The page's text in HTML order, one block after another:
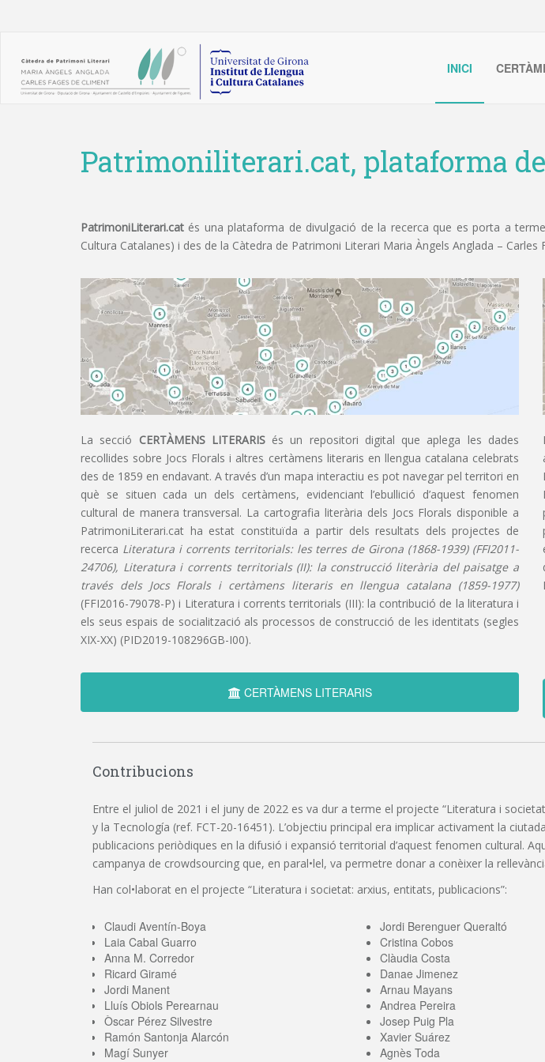
INICI
Patrimoniliterari.cat, plataforma
PatrimoniLiterari.cat és una plataforma de divulgació de la recerca que es porta a
Cultura Catalanes) i des de la Càtedra de Patrimoni Literari Maria Àngels Anglada –
La secció CERTÀMENS LITERARISés un repositori digital que aplega les dades
recollides sobre Jocs Florals i altres certàmens literaris en llengua catalana celebrats
des de 1859 en endavant. A través d’un mapa interactiu es pot navegar pel territori en
què se situen cada un dels certàmens, evidenciant l’ebullició d’aquest fenomen
cultural de manera transversal. La cartografia literària dels Jocs Florals disponible a
PatrimoniLiterari.cat ha estat constituïda a partir dels resultats dels projectes de
recerca Literatura i corrents territorials: les terres de Girona (1868-1939) (FFI2011-
24706), Literatura i corrents territorials (II): la construcció literària del paisatge a
través dels Jocs Florals i certàmens literaris en llengua catalana (1859-1977)
(FFI2016-79078-P) i Literatura i corrents territorials (III): la contribució de la literatura i
els seus espais de socialització als processos de construcció de les identitats (segles
XIX-XX) (PID2019-108296GB-I00).
CERTÀMENS LITERARIS
Contribucions
Entre el juliol de 2021 i el juny de 2022 es va dur a terme el projecte “Literatura i
y la Tecnología (ref. FCT-20-16451). L’objectiu principal era implicar activament la
publicacions periòdiques en la difusió i expansió territorial d’aquest fenomen cultural.
campanya de crowdsourcing que, en paral•lel, va permetre donar a conèixer la
Han col•laborat en el projecte “Literatura i societat: arxius, entitats, publicacions”:
Claudi Aventín-Boya Jordi Berenguer Queraltó
Laia Cabal Guarro
Cristina Cobos
Anna M. Corredor
Clàudia Costa
Ricard Giramé
Danae Jimenez
Jordi Manent
Arnau Mayans
Lluís Obiols Perearnau
Andrea Pereira
Òscar Pérez Silvestre
Josep Puig Pla
Ramón Santonja Alarcón
Xavier Suárez
Magí Sunyer
Agnès Toda